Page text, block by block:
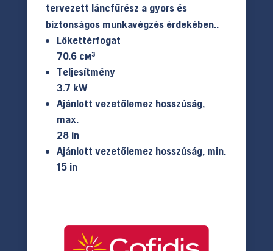
tervezett láncfűrész a gyors és
biztonságos munkavégzés érdekében..
Lökettérfogat
70.6 см³
Teljesítmény
3.7 kW
Ajánlott vezetőlemez hosszúság,
max.
28 in
Ajánlott vezetőlemez hosszúság, min.
15 in